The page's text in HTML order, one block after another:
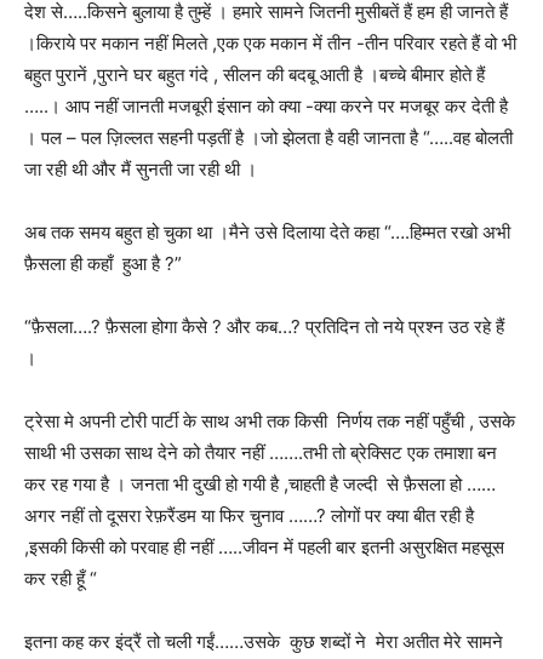
देश से…..किसने बुलाया है तुम्हें । हमारे सामने जितनी मुसीबतें हैं हम ही जानते हैं
।किराये पर मकान नहीं मिलते ,एक एक मकान में तीन -तीन परिवार रहते हैं वो भी
बहुत पुरानें ,पुराने घर बहुत गंदे , सीलन की बदबू आती है ।बच्चे बीमार होते हैं
…..। आप नहीं जानती मजबूरी इंसान को क्या -क्या करने पर मजबूर कर देती है
। पल – पल ज़िल्लत सहनी पड़तीं है ।जो झेलता है वही जानता है “…..वह बोलती
जा रही थी और मैं सुनती जा रही थी ।
अब तक समय बहुत हो चुका था ।मैने उसे दिलाया देते कहा “….हिम्मत रखो अभी
फ़ैसला ही कहाँ हुआ है ?”
“फ़ैसला….? फ़ैसला होगा कैसे ? और कब…? प्रतिदिन तो नये प्रश्न उठ रहे हैं
।
ट्रेसा मे अपनी टोरी पार्टी के साथ अभी तक किसी निर्णय तक नहीं पहुँची , उसके
साथी भी उसका साथ देने को तैयार नहीं …….तभी तो ब्रेक्सिट एक तमाशा बन
कर रह गया है । जनता भी दुखी हो गयी है ,चाहती है जल्दी से फ़ैसला हो ……
अगर नहीं तो दूसरा रेफ़रैंडम या फिर चुनाव ……? लोगों पर क्या बीत रही है
,इसकी किसी को परवाह ही नहीं …..जीवन में पहली बार इतनी असुरक्षित महसूस
कर रही हूँ “
इतना कह कर इंद्रैं तो चली गईं……उसके कुछ शब्दों ने मेरा अतीत मेरे सामने